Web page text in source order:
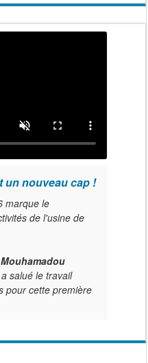
un nouveau cap !
marque le
de l'usine de
salué le travail
pour cette première